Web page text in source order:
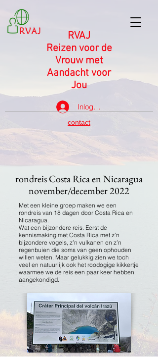
RVAJ
Reizen voor de
Vrouw met
Aandacht voor
Jou
contact
Inloggen
rondreis Costa Rica en Nicaragua
november/december 2022
Met een kleine groep maken we een
rondreis van 18 dagen door Costa Rica en
Nicaragua.
Wat een bijzondere reis. Eerst de
kennismaking met Costa Rica met z’n
bijzondere vogels, z’n vulkanen en z’n
regenbuien die soms van geen ophouden
willen weten. Maar gelukkig zien we toch
veel en natuurlijk ook het roodogige kikkertje
waarmee we de reis een paar keer hebben
aangekondigd.